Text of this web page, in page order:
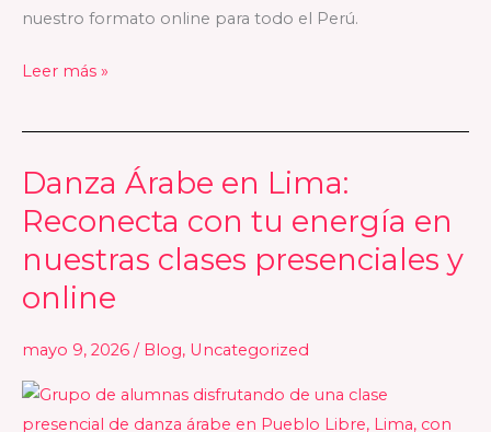
nuestro formato online para todo el Perú.
Leer más »
Danza Árabe en Lima:
Reconecta con tu energía en
nuestras clases presenciales y
online
mayo 9, 2026 / Blog, Uncategorized
Danza
Árabe
en
Lima:
Reconecta
tu
energía